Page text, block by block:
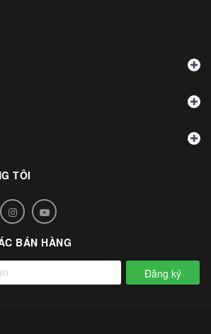
TÔI
BÁN HÀNG
Đăng ký